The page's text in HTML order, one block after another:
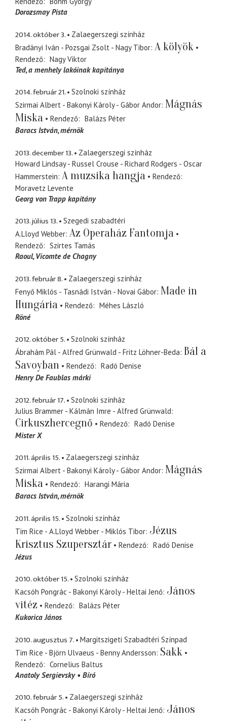
Dorozsmay Pista
2014. október 3.
Zalaegerszegi színház
Bradányi Iván - Pozsgai Zsolt - Nagy Tibor A kölyök
Rendező
Nagy Viktor
Ted a menhely lakóinak kapitánya
2014. február 21.
Szolnoki színház
Szirmai Albert - Bakonyi Károly - Gábor Andor Mágnás
Miska
Rendező
Balázs Péter
Baracs István mérnök
2013. december 13.
Zalaegerszegi színház
Howard Lindsay - Russel Crouse - Richard Rodgers - Oscar
Hammerstein A muzsika hangja
Rendező
Moravetz Levente
Georg von Trapp kapitány
2013. július 13.
Szegedi szabadtéri
A.Lloyd Webber Az Operaház Fantomja
Rendező
Szirtes Tamás
Raoul, Vicomte de Chagny
2013. február 8.
Zalaegerszegi színház
Fenyő Miklós - Tasnádi István - Novai Gábor Made in
Hungária
Rendező
Méhes László
Röné
2012. október 5.
Szolnoki színház
Ábrahám Pál - Alfred Grünwald - Fritz Löhner-Beda Bál a
Savoyban
Rendező
Radó Denise
Henry De Faublas márki
2012. február 17.
Szolnoki színház
Julius Brammer - Kálmán Imre - Alfred Grünwald
Cirkuszhercegnő Rendező
Radó Denise
Mister X
2011. április 15.
Zalaegerszegi színház
Szirmai Albert - Bakonyi Károly - Gábor Andor Mágnás
Miska
Rendező
Harangi Mária
Baracs István mérnök
2011. április 15.
Szolnoki színház
Tim Rice - A.Lloyd Webber - Miklós Tibor Jézus
Krisztus Szupersztár
Rendező
Radó Denise
Jézus
2010. október 15.
Szolnoki színház
Kacsóh Pongrác - Bakonyi Károly - Heltai Jenő János
vitéz
Rendező
Balázs Péter
Kukorica János
2010. augusztus 7.
Margitszigeti Szabadtéri Színpad
Tim Rice - Björn Ulvaeus - Benny Andersson Sakk
Rendező
Cornelius Baltus
Anatoly Sergievsky
Bíró
2010. február 5.
Zalaegerszegi színház
Kacsóh Pongrác - Bakonyi Károly - Heltai Jenő János